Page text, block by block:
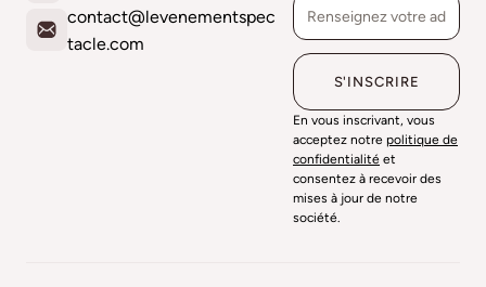
contact@levenementspec
tacle.com
En vous inscrivant, vous
acceptez notre politique de
confidentialité et
consentez à recevoir des
mises à jour de notre
société.